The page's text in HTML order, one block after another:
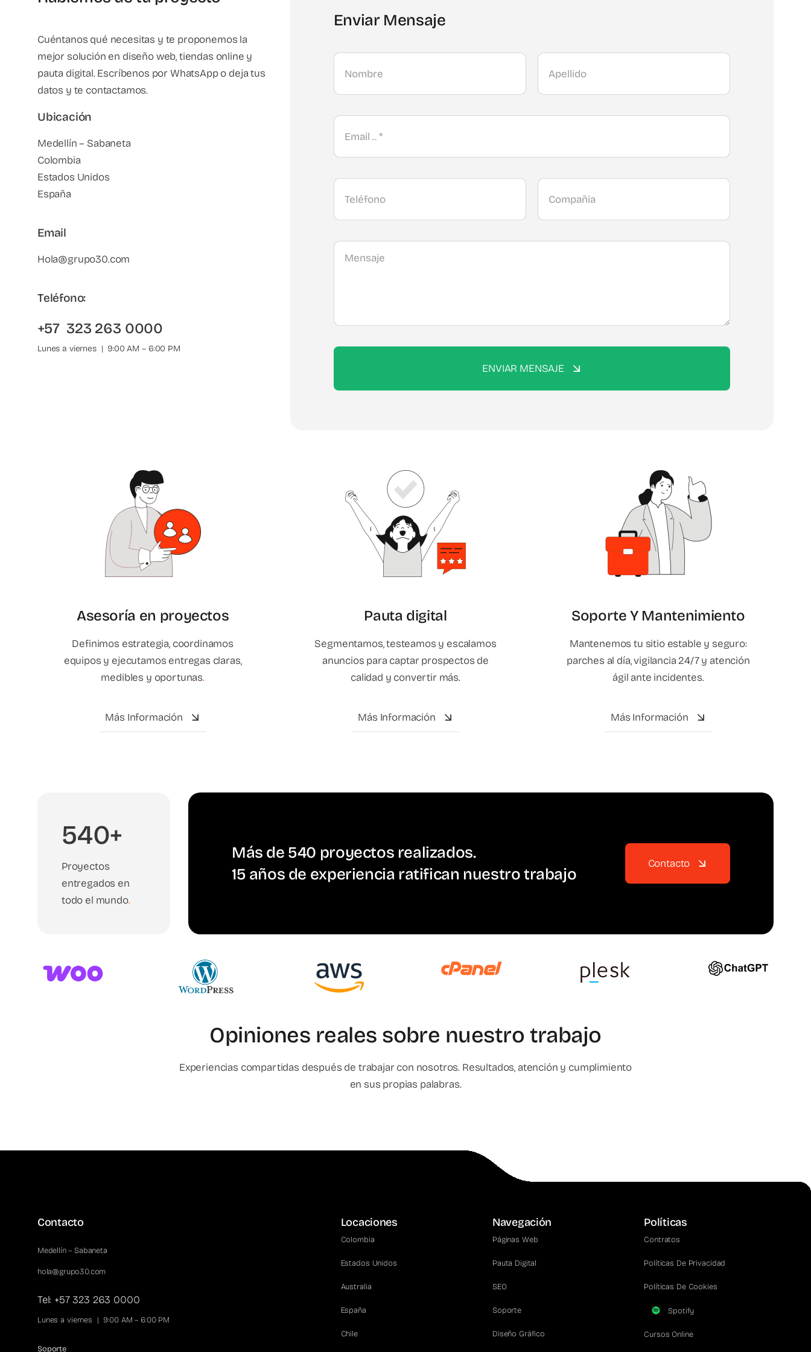
Cuéntanos qué necesitas y te proponemos la
mejor solución en diseño web, tiendas online y
pauta digital. Escríbenos por WhatsApp o deja tus
datos y te contactamos.
Ubicación
Medellín – Sabaneta
Colombia
Estados Unidos
España
Email
Hola@grupo30.com
Teléfono:
+57 323 263 0000
Lunes a viernes | 9:00 AM – 6:00 PM
Enviar Mensaje
ENVIAR MENSAJE
Asesoría en proyectos
Definimos estrategia, coordinamos
equipos y ejecutamos entregas claras,
medibles y oportunas.
Más Información
Pauta digital
Segmentamos, testeamos y escalamos
anuncios para captar prospectos de
calidad y convertir más.
Más Información
Soporte Y Mantenimiento
Mantenemos tu sitio estable y seguro:
parches al día, vigilancia 24/7 y atención
ágil ante incidentes.
Más Información
540+
Proyectos
entregados en
todo el mundo.
Más de 540 proyectos realizados.
15 años de experiencia ratifican nuestro trabajo
Contacto
Opiniones reales sobre nuestro trabajo
Experiencias compartidas después de trabajar con nosotros. Resultados, atención y cumplimiento
en sus propias palabras.
Contacto
Medellín – Sabaneta
hola@grupo30.com
Tel: +57 323 263 0000
Lunes a viernes | 9:00 AM – 6:00 PM
Soporte
Locaciones
Colombia
Estados Unidos
Australia
España
Chile
Navegación
Páginas Web
Pauta Digital
SEO
Soporte
Diseño Gráfico
Políticas
Contratos
Políticas De Privacidad
Políticas De Cookies
Spotify
Cursos Online